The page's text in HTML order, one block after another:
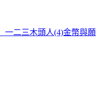
一二三木頭人(4)金幣與願